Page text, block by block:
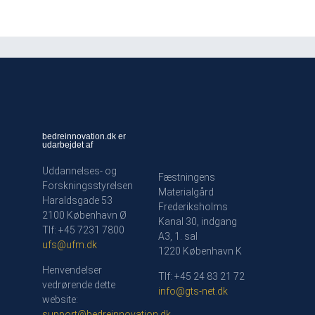
bedreinnovation.dk er
udarbejdet af
Uddannelses- og
Forskningsstyrelsen
Haraldsgade 53
2100 København Ø
Tlf: +45 7231 7800
ufs@ufm.dk
Henvendelser
vedrørende dette
website:
Fæstningens
Materialgård
Frederiksholms
Kanal 30, indgang
A3, 1. sal
1220 København K
Tlf: +45 24 83 21 72
info@gts-net.dk